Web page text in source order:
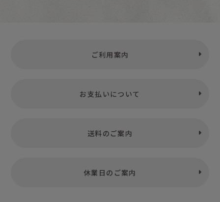
ご利用案内
お支払いについて
送料のご案内
休業日のご案内